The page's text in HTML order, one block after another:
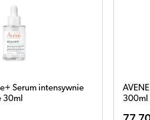
Woda termalna w aerozolu